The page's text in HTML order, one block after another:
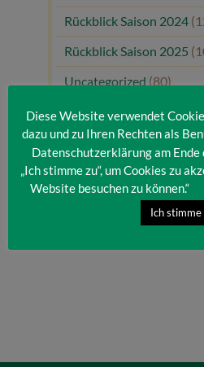
Rückblick Saison 2024
Rückblick Saison 2025
Uncategorized (80)
Unsere Gäste(1)
Diese Website verwendet
dazu und zu Ihren Rechten als
Datenschutzerklärung am Ende
„Ich stimme zu“, um Cookies zu
Website besuchen zu können.“
Ich stimme